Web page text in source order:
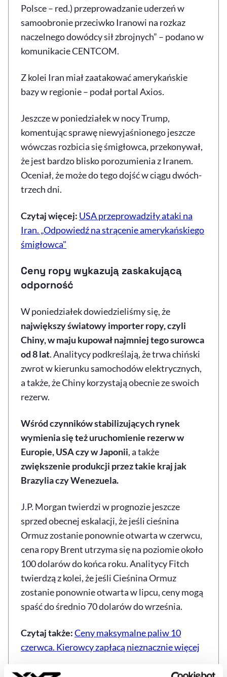
Polsce – red.) przeprowadzanie uderzeń w
samoobronie przeciwko Iranowi na rozkaz
naczelnego dowódcy sił zbrojnych” – podano w
komunikacie CENTCOM.
Z kolei Iran miał zaatakować amerykańskie
bazy w regionie – podał portal Axios.
Jeszcze w poniedziałek w nocy Trump,
komentując sprawę niewyjaśnionego jeszcze
wówczas rozbicia się śmigłowca, przekonywał,
że jest bardzo blisko porozumienia z Iranem.
Oceniał, że może do tego dojść w ciągu dwóch-
trzech dni.
Czytaj więcej: USA przeprowadziły ataki na
Iran. „Odpowiedź na strącenie amerykańskiego
śmigłowca"
Ceny ropy wykazują zaskakującą
odporność
W poniedziałek dowiedzieliśmy się, że
największy światowy importer ropy, czyli
Chiny, w maju kupował najmniej tego surowca
od 8 lat. Analitycy podkreślają, że trwa chiński
zwrot w kierunku samochodów elektrycznych,
a także, że Chiny korzystają obecnie ze swoich
rezerw.
Wśród czynników stabilizujących rynek
wymienia się też uruchomienie rezerw w
Europie, USA czy w Japonii, a także
zwiększenie produkcji przez takie kraj jak
Brazylia czy Wenezuela.
J.P. Morgan twierdzi w prognozie jeszcze
sprzed obecnej eskalacji, że jeśli cieśnina
Ormuz zostanie ponownie otwarta w czerwcu,
cena ropy Brent utrzyma się na poziomie około
100 dolarów do końca roku. Analitycy Fitch
twierdzą z kolei, że jeśli Cieśnina Ormuz
zostanie ponownie otwarta w lipcu, ceny mogą
spaść do średnio 70 dolarów do września.
Czytaj także:Ceny maksymalne paliw 10
czerwca. Kierowcy zapłacą nieznacznie więcej